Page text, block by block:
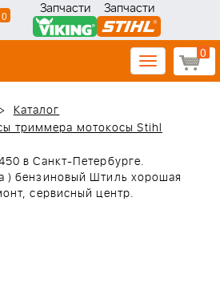
0 Запчасти Запчасти
0
Toggle
navigation
Каталог
триммера мотокосы Stihl
в Санкт-Петербурге.
) бензиновый Штиль хорошая
сервисный центр.